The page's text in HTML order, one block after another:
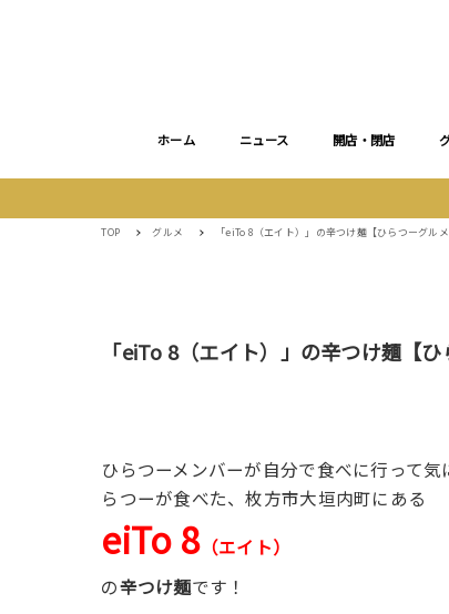
ホーム ニュース 開店・閉店
TOP グルメ 「eiTo 8（エイト）」の辛つけ麺【ひらつーグルメ
「eiTo 8（エイト）」の辛つけ麺【ひ
ひらつーメンバーが自分で食べに行って
らつーが食べた、枚方市大垣内町にある
eiTo 8（エイト）
の辛つけ麺です！